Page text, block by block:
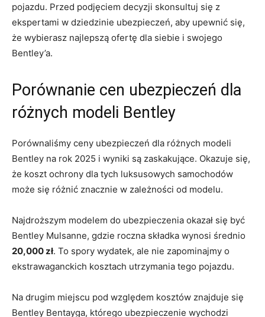
pojazdu. Przed podjęciem decyzji‍ skonsultuj się z
ekspertami w dziedzinie ubezpieczeń, aby upewnić‌ się,‌
że wybierasz najlepszą ofertę‌ dla siebie i ⁢swojego
‌Bentley’a.
Porównanie cen ubezpieczeń dla⁢
różnych modeli‌ Bentley
Porównaliśmy ceny ubezpieczeń dla różnych modeli
Bentley na rok 2025 i wyniki są zaskakujące. Okazuje się,
że​ koszt ochrony dla tych luksusowych samochodów
może się różnić ‌znacznie w zależności od modelu.
Najdroższym ⁢modelem⁤ do ubezpieczenia okazał się być
Bentley Mulsanne, gdzie roczna składka wynosi ⁢średnio
20,000 zł.‌ To spory⁢ wydatek,⁤ ale nie zapominajmy o
ekstrawaganckich​ kosztach utrzymania tego⁤ pojazdu.
Na‍ drugim miejscu pod względem‍ kosztów znajduje się
⁤Bentley Bentayga, którego ubezpieczenie wychodzi